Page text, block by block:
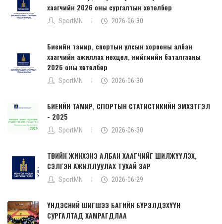
хаагчийн 2026 оны сургалтын хөтөлбөр
SportMN 2026-06-30
Биеийн тамир, спортын улсын хорооны албан
хаагчийн ажиллах нөхцөл, нийгмийн баталгааны
2026 оны хөтөлбөр
SportMN 2026-06-30
БИЕИЙН ТАМИР, СПОРТЫН СТАТИСТИКИЙН ЭМХЭТГЭЛ
- 2025
SportMN 2026-06-30
ТӨРИЙН ЖИНХЭНЭ АЛБАН ХААГЧИЙГ ШИЛЖҮҮЛЭХ,
СЭЛГЭН АЖИЛЛУУЛАХ ТУХАЙ ЗАР
SportMN 2026-06-29
ҮНДЭСНИЙ ШИГШЭЭ БАГИЙН БҮРЭЛДЭХҮҮН
СУРГАЛТАД ХАМРАГДЛАА